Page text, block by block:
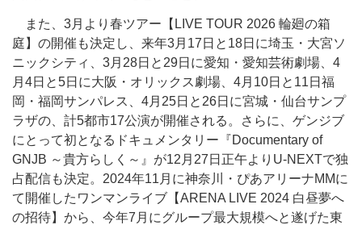
また、3月より春ツアー【LIVE TOUR 2026 輪廻の箱
庭】の開催も決定し、来年3月17日と18日に埼玉・大宮ソ
ニックシティ、3月28日と29日に愛知・愛知芸術劇場、4
月4日と5日に大阪・オリックス劇場、4月10日と11日福
岡・福岡サンパレス、4月25日と26日に宮城・仙台サンプ
ラザの、計5都市17公演が開催される。さらに、ゲンジブ
にとって初となるドキュメンタリー『Documentary of
GNJB ～貴方らしく～』が12月27日正午よりU-NEXTで独
占配信も決定。2024年11月に神奈川・ぴあアリーナMMに
て開催したワンマンライブ【ARENA LIVE 2024 白昼夢へ
の招待】から、今年7月にグループ最大規模へと遂げた東